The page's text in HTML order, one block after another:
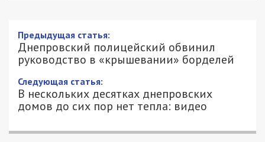
Предыдущая статья:
Днепровский полицейский обвинил
руководство в «крышевании» борделей
Следующая статья:
В нескольких десятках днепровских
домов до сих пор нет тепла: видео